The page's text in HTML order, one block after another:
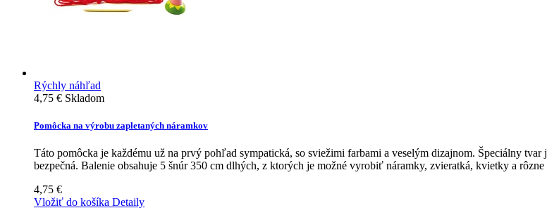
Rýchly náhľad
4,75 € Skladom
Pomôcka na výrobu zapletaných náramkov
Táto pomôcka je každému už na prvý pohľad sympatická, so sviežimi farbami a veselým dizajnom. Špeciálny
bezpečná. Balenie obsahuje 5 šnúr 350 cm dlhých, z ktorých je možné vyrobiť náramky, zvieratká, kvietky a
4,75 €
Vložiť do košíka Detaily